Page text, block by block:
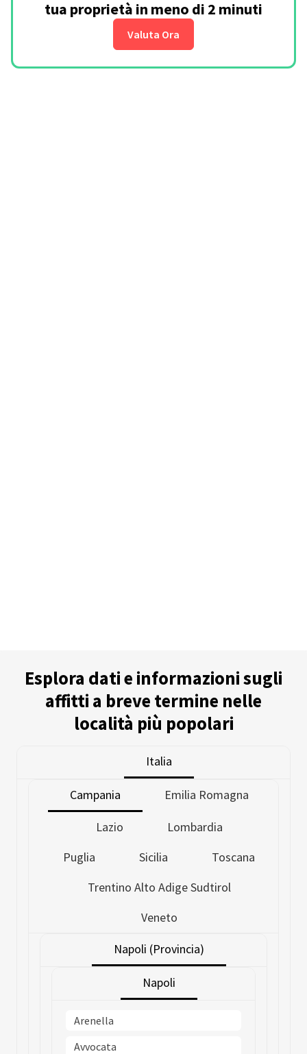
tua proprietà in meno di 2 minuti
Valuta Ora
Esplora dati e informazioni sugli
affitti a breve termine nelle
località più popolari
Italia
Campania Emilia Romagna
Lazio
Lombardia
Puglia
Sicilia
Toscana
Trentino Alto Adige Sudtirol
Veneto
Napoli (Provincia)
Napoli
Arenella
Avvocata